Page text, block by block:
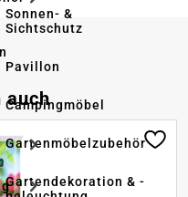
Sonnen- &
Sichtschutz
Pavillon
Campingmöbel
Gartenmöbelzubehör
Gartendekoration & -
auch